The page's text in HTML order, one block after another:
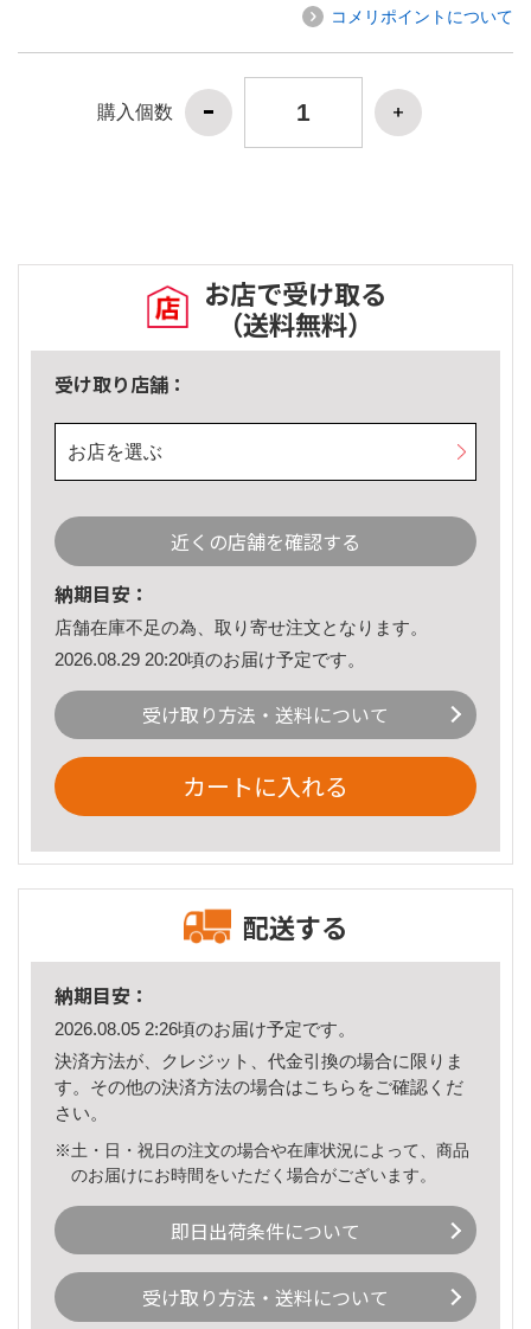
コメリポイントについて
購入個数
お店で受け取る
（送料無料）
受け取り店舗：
お店を選ぶ
近くの店舗を確認する
納期目安：
店舗在庫不足の為、取り寄せ注文となります。
2026.08.29 20:20頃のお届け予定です。
受け取り方法・送料について
カートに入れる
配送する
納期目安：
2026.08.05 2:26頃のお届け予定です。
決済方法が、クレジット、代金引換の場合に限りま
す。その他の決済方法の場合はこちら をご確認くだ
さい。
※土・日・祝日の注文の場合や在庫状況によって、商品
のお届けにお時間をいただく場合がございます。
即日出荷条件について
受け取り方法・送料について